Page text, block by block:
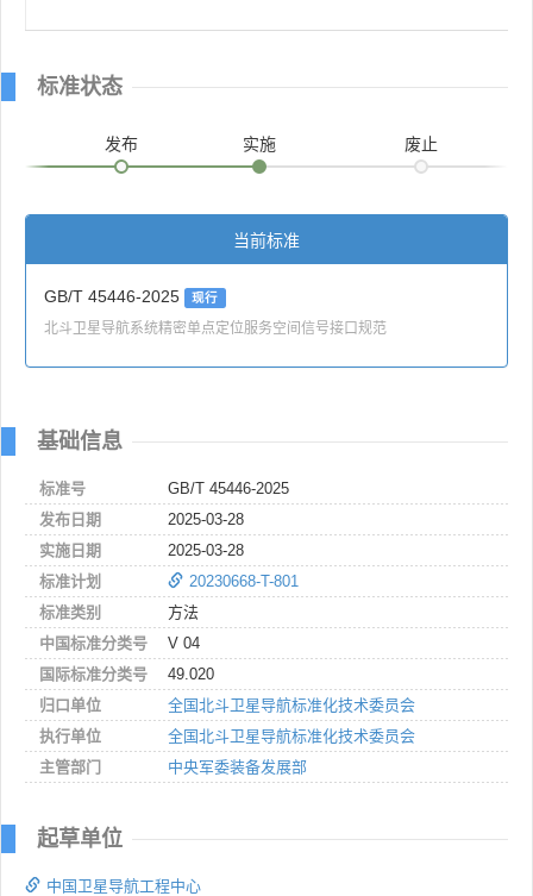
标准状态
发布 实施 废止
当前标准
GB/T 45446-2025 现行
北斗卫星导航系统精密单点定位服务空间信号接口规范
基础信息
标准号
GB/T 45446-2025
发布日期
2025-03-28
实施日期
2025-03-28
标准计划
20230668-T-801
标准类别
方法
中国标准分类号
V 04
国际标准分类号
49.020
归口单位
全国北斗卫星导航标准化技术委员会
执行单位
全国北斗卫星导航标准化技术委员会
主管部门
中央军委装备发展部
起草单位
中国卫星导航工程中心